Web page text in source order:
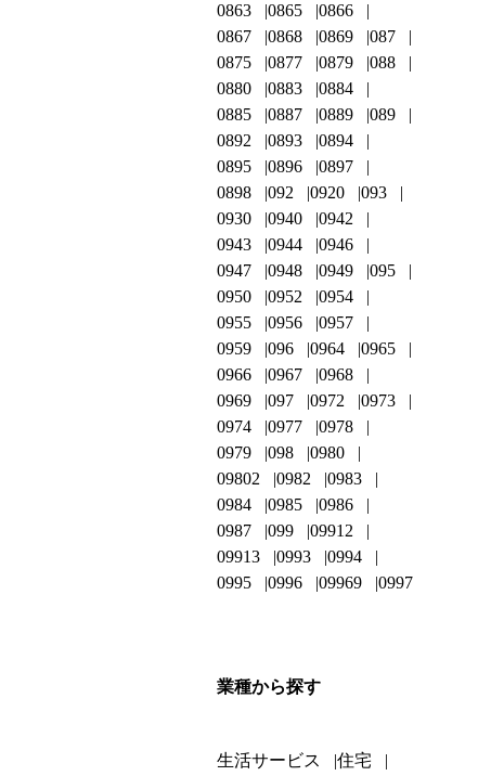
0863
0865
0866
0867
0868 0869
087
0875
0877 0879
088
0880
0883
0884
0885
0887 0889
089
0892
0893
0894
0895
0896
0897
0898
092 0920
093
0930
0940
0942
0943
0944
0946
0947
0948 0949
095
0950
0952
0954
0955
0956
0957
0959
096 0964
0965
0966
0967
0968
0969
097 0972
0973
0974
0977
0978
0979
098
0980
09802
0982
0983
0984
0985
0986
0987
099
09912
09913
0993
0994
0995
0996 09969 0997
業種から探す
生活サービス 住宅